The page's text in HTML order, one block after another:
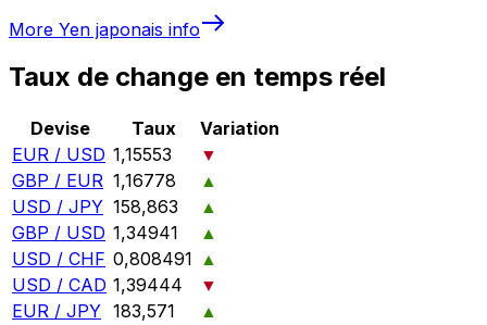
More Yen japonais info
Taux de change en temps réel
Devise Taux
Variation
EUR / USD 1,15553
▼
GBP / EUR 1,16778
▲
USD / JPY 158,863
▲
GBP / USD 1,34941
▲
USD / CHF 0,808491 ▲
USD / CAD 1,39444
▼
EUR / JPY 183,571
▲